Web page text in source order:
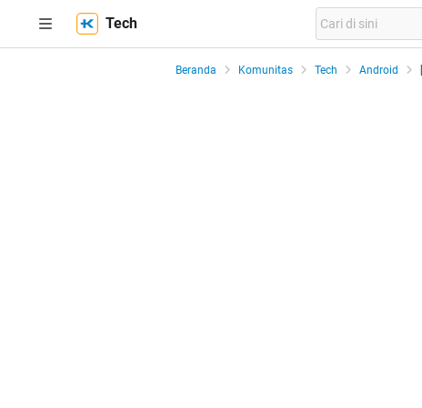
Tech
Beranda Komunitas Tech Android